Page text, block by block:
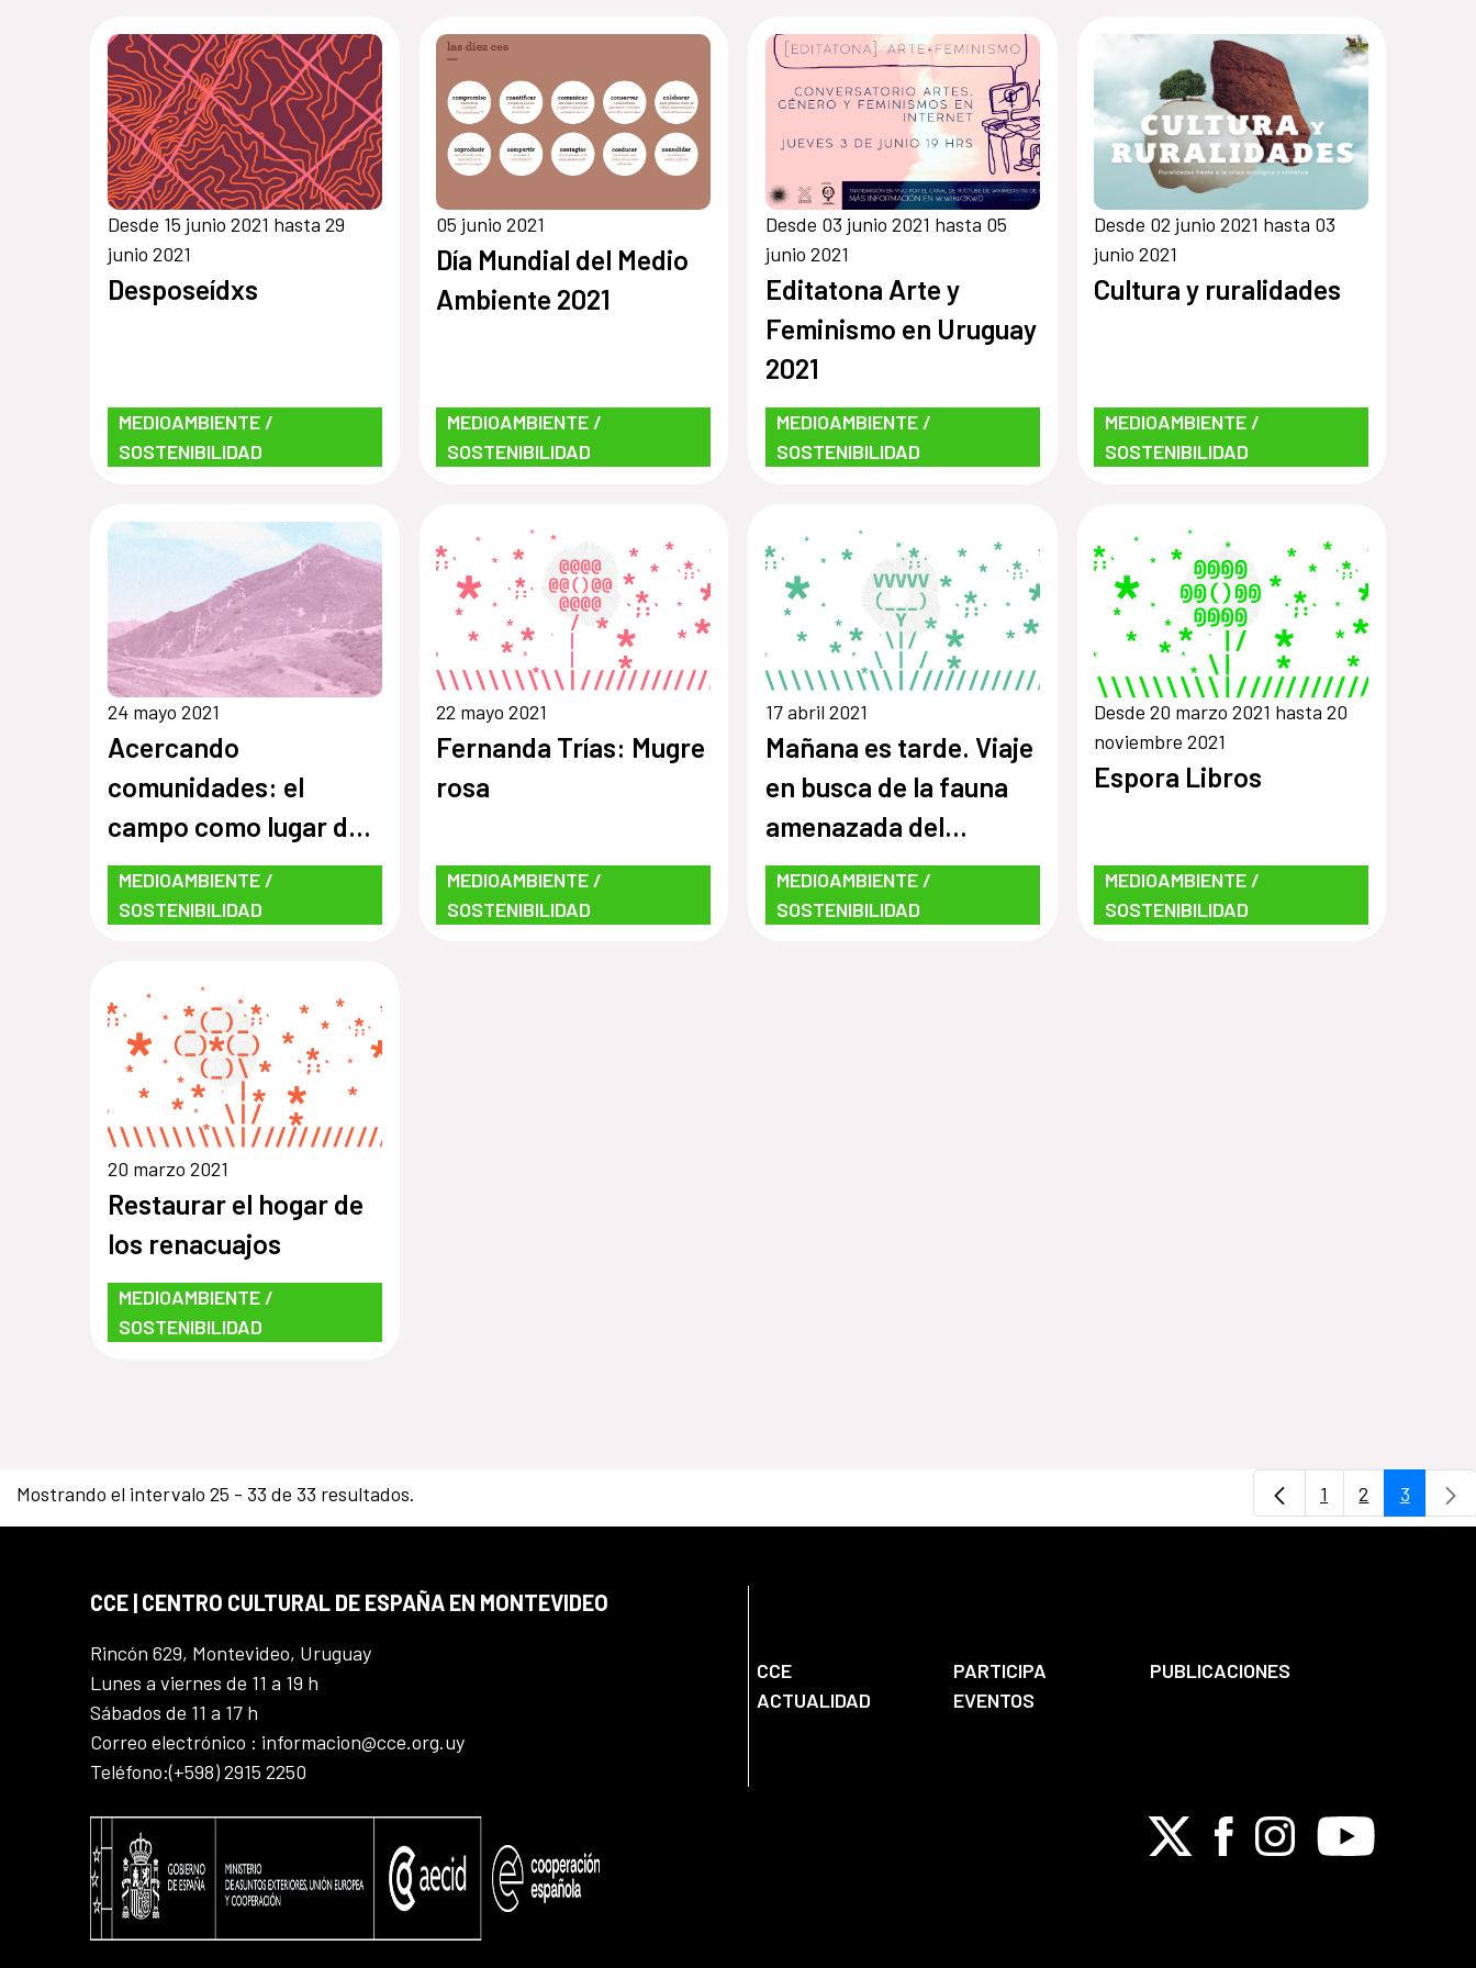
Desde 15 junio 2021 hasta 29
junio 2021
Desposeídxs
MEDIOAMBIENTE /
SOSTENIBILIDAD
05 junio 2021
Día Mundial del Medio
Ambiente 2021
MEDIOAMBIENTE /
SOSTENIBILIDAD
Desde 03 junio 2021 hasta 05
junio 2021
Editatona Arte y
Feminismo en Uruguay
2021
MEDIOAMBIENTE /
SOSTENIBILIDAD
Desde 02 junio 2021 hasta 03
junio 2021
Cultura y ruralidades
MEDIOAMBIENTE /
SOSTENIBILIDAD
24 mayo 2021
Acercando
comunidades: el
campo como lugar de
encuentro
MEDIOAMBIENTE /
SOSTENIBILIDAD
22 mayo 2021
Fernanda Trías: Mugre
rosa
MEDIOAMBIENTE /
SOSTENIBILIDAD
17 abril 2021
Mañana es tarde. Viaje
en busca de la fauna
amenazada del
Uruguay
MEDIOAMBIENTE /
SOSTENIBILIDAD
Desde 20 marzo 2021 hasta 20
noviembre 2021
Espora Libros
MEDIOAMBIENTE /
SOSTENIBILIDAD
20 marzo 2021
Restaurar el hogar de
los renacuajos
MEDIOAMBIENTE /
SOSTENIBILIDAD
Mostrando el intervalo 25 - 33 de 33 resultados. Página
1 Página
2 Página
3
CCE | CENTRO CULTURAL DE ESPAÑA EN MONTEVIDEO
Rincón 629, Montevideo, Uruguay
Lunes a viernes de 11 a 19 h
Sábados de 11 a 17 h
Correo electrónico : informacion@cce.org.uy
Teléfono:(+598) 2915 2250
CCE PARTICIPA
PUBLICACIONES
ACTUALIDAD
EVENTOS
X FacebookInstagramYoutube